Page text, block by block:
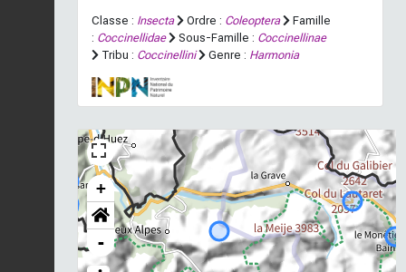
Classe : Insecta Ordre : Coleoptera
Famille
: Coccinellidae Sous-Famille : Coccinellinae
Tribu : Coccinellini Genre : Harmonia
+
-